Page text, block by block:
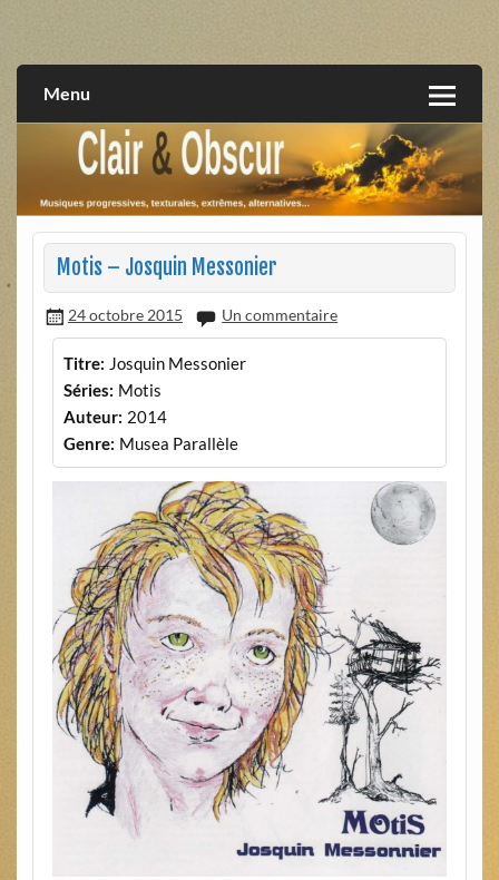
extrêmes, alternatives, texturales
Menu
Motis – Josquin Messonier
24 octobre 2015 Un commentaire
Titre: Josquin Messonier
Séries: Motis
Auteur: 2014
Genre: Musea Parallèle